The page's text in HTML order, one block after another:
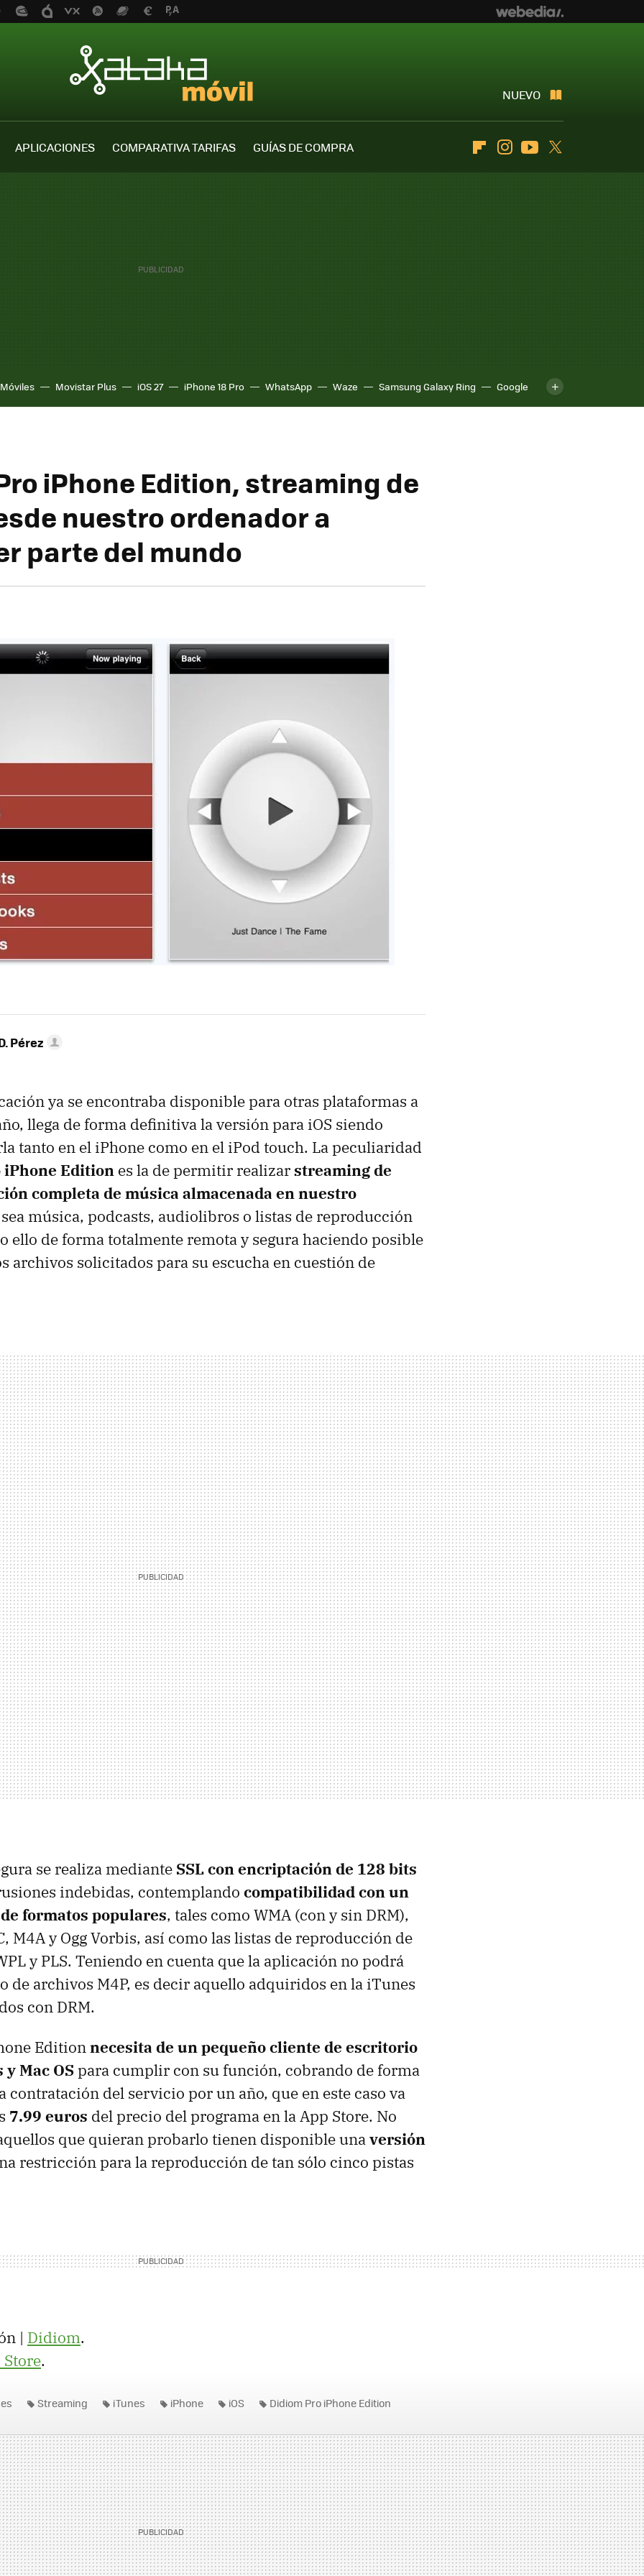
NUEVO
APLICACIONES COMPARATIVA TARIFAS GUÍAS DE COMPRA FlipboardInstagramYoutube
Móviles Movistar Plus iOS 27 iPhone 18 Pro WhatsApp Waze Samsung Galaxy Ring Google
iPhone Edition, streaming de
nuestro ordenador a
parte del mundo
Pérez
ya se encontraba disponible para otras plataformas a
llega de forma definitiva la versión para iOS siendo
tanto en el iPhone como en el iPod touch. La peculiaridad
Edition es la de permitir realizarstreaming de
completa de música almacenada en nuestro
música, podcasts, audiolibros o listas de reproducción
ello de forma totalmente remota y segura haciendo posible
archivos solicitados para su escucha en cuestión de
se realiza mediante SSLcon encriptación de 128 bits
indebidas, contemplando compatibilidad con un
formatos populares, tales como WMA (con y sin DRM),
, M4A y Ogg Vorbis, así como las listas de reproducción de
yPLS. Teniendo en cuenta que la aplicación no podrá
de archivos M4P, es decir aquello adquiridos en la iTunes
con DRM.
Editionnecesita de un pequeño cliente de escritorio
Mac OSpara cumplir con su función, cobrando de forma
contratación del servicio por un año, que en este caso va
7.99 euros del precio del programa en la App Store. No
que quieran probarlo tienen disponible unaversión
restricción para la reproducción de tan sólo cinco pistas
| Didiom.
.
Streaming iTunes iPhone iOS Didiom Pro iPhone Edition